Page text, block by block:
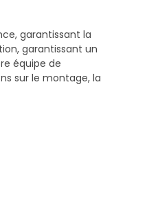
garantissant la
garantissant un
équipe de
sur le montage, la